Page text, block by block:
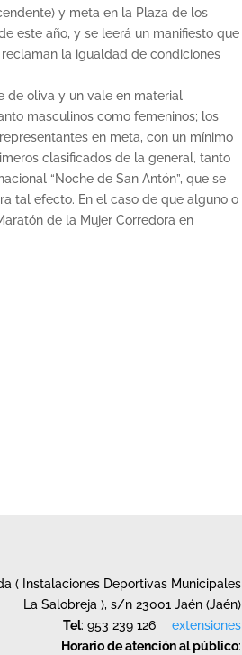
y meta en la Plaza de los
este año, y se leerá un manifiesto que
la igualdad de condiciones
de oliva y un vale en material
masculinos como femeninos; los
en meta, con un mínimo
clasificados de la general, tanto
“Noche de San Antón”, que se
tal efecto. En el caso de que alguno o
de la Mujer Corredora en
( Instalaciones Deportivas Municipales
La Salobreja ), s/n 23001 Jaén (Jaén)
Tel: 953 239 126
extensiones
Horario de atención al público: